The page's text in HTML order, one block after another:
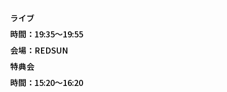
ライブ
時間：19:35〜19:55
会場：REDSUN
特典会
時間：15:20〜16:20